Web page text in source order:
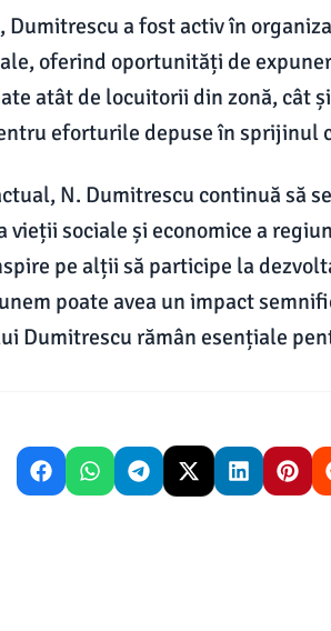
Dumitrescu a fost activ în
oferind oportunități de
atât de locuitorii din zonă, cât
eforturile depuse în sprijinul
N. Dumitrescu continuă să
sociale și economice a
pe alții să participe la
poate avea un impact
Dumitrescu rămân esențiale